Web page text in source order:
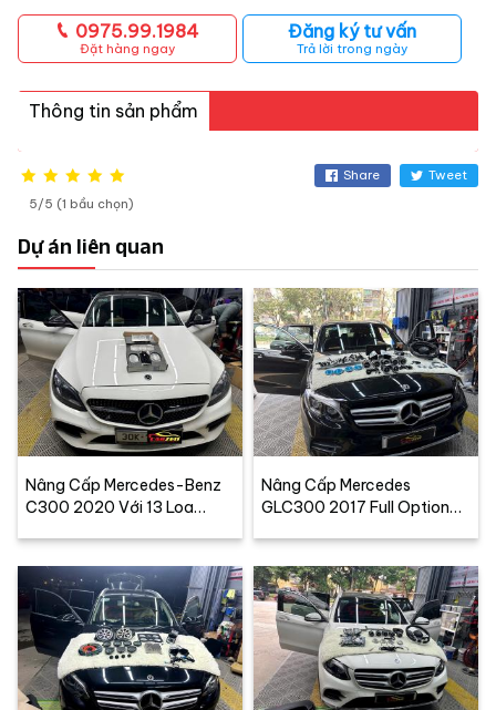
0975.99.1984
Đặt hàng ngay
Đăng ký tư vấn
Trả lời trong ngày
Thông tin sản phẩm
5/5 (1 bầu chọn)
Share Tweet
Dự án liên quan
Nâng Cấp Mercedes-Benz
C300 2020 Với 13 Loa
Nâng Cấp Mercedes
GLC300 2017 Full Option
Vô Lăng AMG